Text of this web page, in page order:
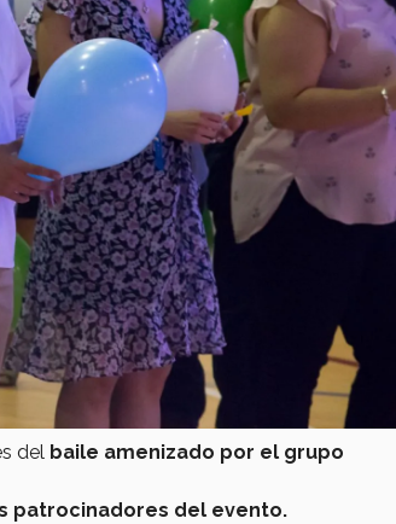
del baile amenizado por el grupo
patrocinadores del evento.